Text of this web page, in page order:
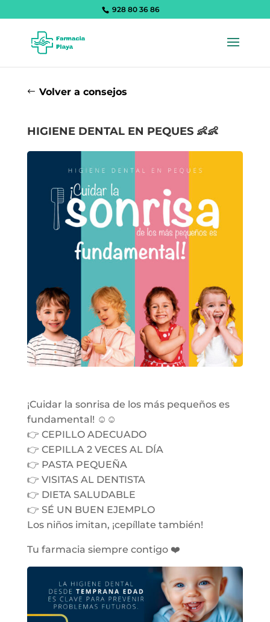
928 80 36 86
Volver a consejos
HIGIENE DENTAL EN PEQUES 👶👶
¡Cuidar la sonrisa de los más pequeños es
fundamental! ☺️☺️
👉 CEPILLO ADECUADO
👉 CEPILLA 2 VECES AL DÍA
👉 PASTA PEQUEÑA
👉 VISITAS AL DENTISTA
👉 DIETA SALUDABLE
👉 SÉ UN BUEN EJEMPLO
Los niños imitan, ¡cepíllate también!
Tu farmacia siempre contigo ❤️